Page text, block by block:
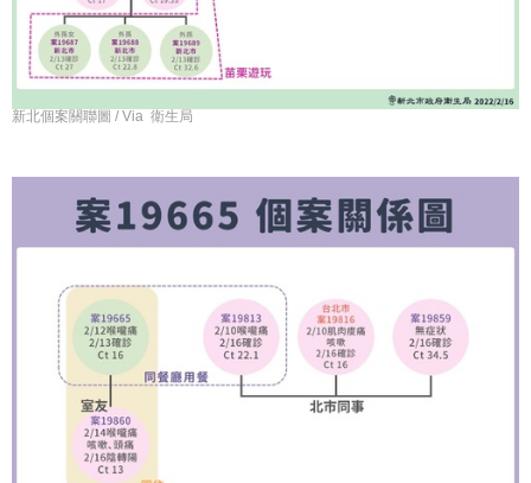
新北個案關聯圖 / Via 衛生局